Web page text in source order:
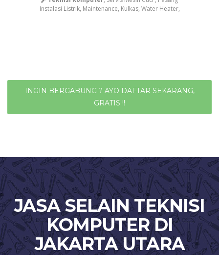
Instalasi Listrik, Maintenance, Kulkas, Water Heater,
INGIN BERGABUNG ? AYO DAFTAR SEKARANG,
GRATIS !!
JASA SELAIN TEKNISI
KOMPUTER DI
JAKARTA UTARA